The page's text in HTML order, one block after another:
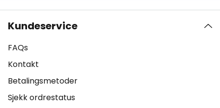
Kundeservice
FAQs
Kontakt
Betalingsmetoder
Sjekk ordrestatus